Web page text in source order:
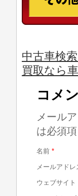
中古車検
買取なら
コメ
メール
は必須
名前 *
メールアドレ
ウェブサイト